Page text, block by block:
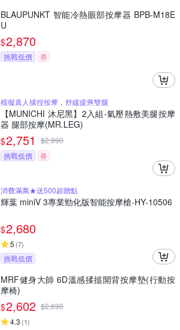
BLAUPUNKT 智能冷熱眼部按摩器 BPB-M18E
U
$2,870
挑戰低價 券
模擬真人揉捏按摩，舒緩疲憊雙腿
【MUNICHI 沐尼黑】2入組-氣壓熱敷美腿按摩
器 腿部按摩(MR.LEG)
$2,751 $2,990
挑戰低價
券
消費滿萬★送500超贈點
輝葉 miniV 3專業勁化版智能按摩槍-HY-10506
$2,680
5 (7)
挑戰低價
MRF健身大師 6D溫感揉搥開背按摩墊(行動按
摩椅)
$2,602 $2,690
4.3 (1)